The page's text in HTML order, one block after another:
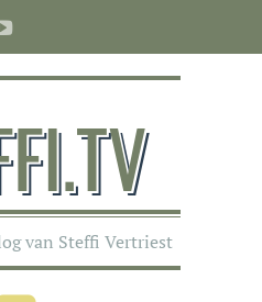
van Steffi Vertriest